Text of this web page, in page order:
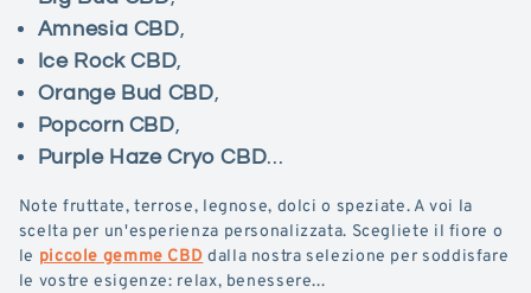
Amnesia CBD,
Ice Rock CBD,
Orange Bud CBD,
Popcorn CBD,
Purple Haze Cryo CBD...
Note fruttate, terrose, legnose, dolci o speziate. A voi la
scelta per un'esperienza personalizzata. Scegliete il fiore o
le piccole gemme CBDdalla nostra selezione per soddisfare
le vostre esigenze: relax, benessere...